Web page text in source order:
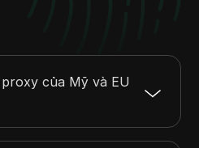
của Mỹ và EU